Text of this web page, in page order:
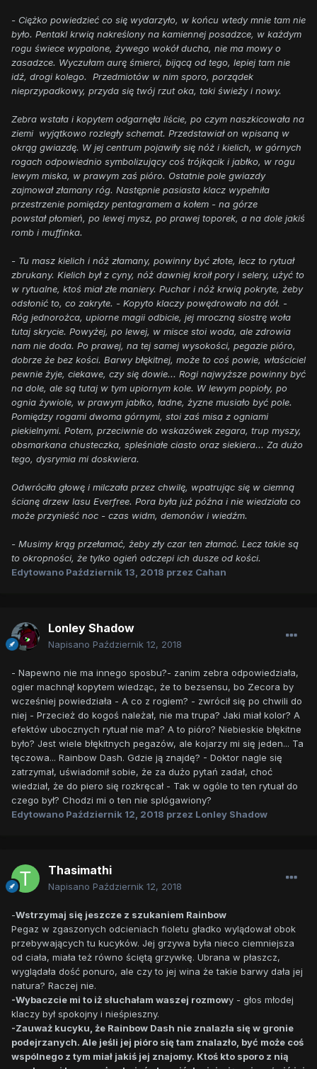
- Ciężko powiedzieć co się wydarzyło, w końcu wtedy mnie tam nie
było. Pentakl krwią nakreślony na kamiennej posadzce, w każdym
rogu świece wypalone, żywego wokół ducha, nie ma mowy o
zasadzce. Wyczułam aurę śmierci, bijącą od tego, lepiej tam nie
idź, drogi kolego. Przedmiotów w nim sporo, porządek
nieprzypadkowy, przyda się twój rzut oka, taki świeży i nowy.
Zebra wstała i kopytem odgarnęła liście, po czym naszkicowała na
ziemi wyjątkowo rozległy schemat. Przedstawiał on wpisaną w
okrąg gwiazdę. W jej centrum pojawiły się nóż i kielich, w górnych
rogach odpowiednio symbolizujący coś trójkącik i jabłko, w rogu
lewym miska, w prawym zaś pióro. Ostatnie pole gwiazdy
zajmował złamany róg. Następnie pasiasta klacz wypełniła
przestrzenie pomiędzy pentagramem a kołem - na górze
powstał płomień, po lewej mysz, po prawej toporek, a na dole jakiś
romb i muffinka.
- Tu masz kielich i nóż złamany, powinny być złote, lecz to rytuał
zbrukany. Kielich był z cyny, nóż dawniej kroił pory i selery, użyć to
w rytualne, ktoś miał złe maniery. Puchar i nóż krwią pokryte, żeby
odsłonić to, co zakryte. - Kopyto klaczy powędrowało na dół. -
Róg jednorożca, upiorne magii odbicie, jej mroczną siostrę woła
tutaj skrycie. Powyżej, po lewej, w misce stoi woda, ale zdrowia
nam nie doda. Po prawej, na tej samej wysokości, pegazie pióro,
dobrze że bez kości. Barwy błękitnej, może to coś powie, właściciel
pewnie żyje, ciekawe, czy się dowie... Rogi najwyższe powinny być
na dole, ale są tutaj w tym upiornym kole. W lewym popioły, po
ognia żywiole, w prawym jabłko, ładne, żyzne musiało być pole.
Pomiędzy rogami dwoma górnymi, stoi zaś misa z ogniami
piekielnymi. Potem, przeciwnie do wskazówek zegara, trup myszy,
obsmarkana chusteczka, spleśniałe ciasto oraz siekiera... Za dużo
tego, dysrymia mi doskwiera.
Odwróciła głowę i milczała przez chwilę, wpatrując się w ciemną
ścianę drzew lasu Everfree. Pora była już późna i nie wiedziała co
może przynieść noc - czas widm, demonów i wiedźm.
- Musimy krąg przełamać, żeby zły czar ten złamać. Lecz takie są
to okropności, że tylko ogień odczepi ich dusze od kości.
Edytowano Październik 13, 2018 przez Cahan
Lonley Shadow
Napisano Październik 12, 2018
- Napewno nie ma innego sposbu?- zanim zebra odpowiedziała,
ogier machnął kopytem wiedząc, że to bezsensu, bo Zecora by
wcześniej powiedziała - A co z rogiem? - zwrócił się po chwili do
niej - Przecież do kogoś należał, nie ma trupa? Jaki miał kolor? A
efektów ubocznych rytuał nie ma? A to pióro? Niebieskie błękitne
było? Jest wiele błękitnych pegazów, ale kojarzy mi się jeden... Ta
tęczowa... Rainbow Dash. Gdzie ją znajdę? - Doktor nagle się
zatrzymał, uświadomił sobie, że za dużo pytań zadał, choć
wiedział, że do piero się rozkręcał - Tak w ogóle to ten rytuał do
czego był? Chodzi mi o ten nie splógawiony?
Edytowano Październik 12, 2018 przez Lonley Shadow
Thasimathi
Napisano Październik 12, 2018
-Wstrzymaj się jeszcze z szukaniem Rainbow
Pegaz w zgaszonych odcieniach fioletu gładko wylądował obok
przebywających tu kucyków. Jej grzywa była nieco ciemniejsza
od ciała, miała też równo ściętą grzywkę. Ubrana w płaszcz,
wyglądała dość ponuro, ale czy to jej wina że takie barwy dała jej
natura? Raczej nie.
-Wybaczcie mi to iż słuchałam waszej rozmowy - głos młodej
klaczy był spokojny i nieśpieszny.
-Zauważ kucyku, że Rainbow Dash nie znalazła się w gronie
podejrzanych. Ale jeśli jej pióro się tam znalazło, być może coś
wspólnego z tym miał jakiś jej znajomy. Ktoś kto sporo z nią